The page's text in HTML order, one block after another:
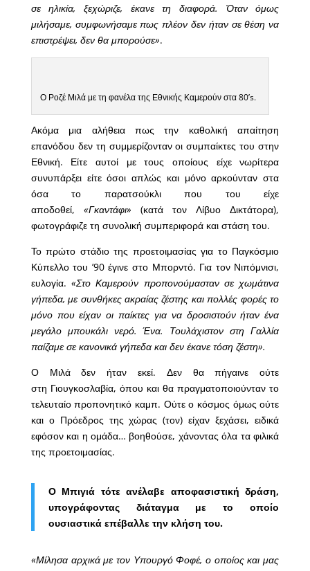
σε ηλικία, ξεχώριζε, έκανε τη διαφορά. Όταν όμως
μιλήσαμε, συμφωνήσαμε πως πλέον δεν ήταν σε θέση να
επιστρέψει, δεν θα μπορούσε».
Ο Ροζέ Μιλά με τη φανέλα της Εθνικής Καμερούν στα 80’s.
Ακόμα μια αλήθεια πως την καθολική απαίτηση
επανόδου δεν τη συμμερίζονταν οι συμπαίκτες του στην
Εθνική. Είτε αυτοί με τους οποίους είχε νωρίτερα
συνυπάρξει είτε όσοι απλώς και μόνο αρκούνταν στα
όσα το παρατσούκλι που του είχε
αποδοθεί, «Γκαντάφι» (κατά τον Λίβυο Δικτάτορα),
φωτογράφιζε τη συνολική συμπεριφορά και στάση του.
Το πρώτο στάδιο της προετοιμασίας για το Παγκόσμιο
Κύπελλο του ’90 έγινε στο Μπορντό. Για τον Νιπόμνισι,
ευλογία. «Στο Καμερούν προπονούμασταν σε χωμάτινα
γήπεδα, με συνθήκες ακραίας ζέστης και πολλές φορές το
μόνο που είχαν οι παίκτες για να δροσιστούν ήταν ένα
μεγάλο μπουκάλι νερό. Ένα. Τουλάχιστον στη Γαλλία
παίζαμε σε κανονικά γήπεδα και δεν έκανε τόση ζέστη».
Ο Μιλά δεν ήταν εκεί. Δεν θα πήγαινε ούτε
στη Γιουγκοσλαβία, όπου και θα πραγματοποιούνταν το
τελευταίο προπονητικό καμπ. Ούτε ο κόσμος όμως ούτε
και ο Πρόεδρος της χώρας (τον) είχαν ξεχάσει, ειδικά
εφόσον και η ομάδα… βοηθούσε, χάνοντας όλα τα φιλικά
της προετοιμασίας.
Ο Μπιγιά τότε ανέλαβε αποφασιστική δράση,
υπογράφοντας διάταγμα με το οποίο
ουσιαστικά επέβαλλε την κλήση του.
«Μίλησα αρχικά με τον Υπουργό Φοφέ, ο οποίος και μας